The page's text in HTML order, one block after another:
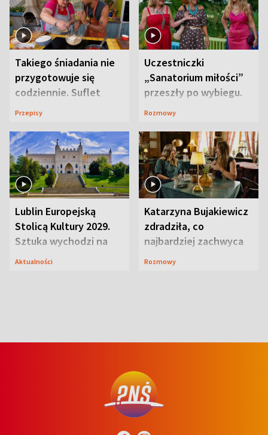
Takiego śniadania nie
przygotowuje się
codziennie. Suflet
serowy zachwyca
Przepisy
Uczestniczki
„Sanatorium miłości”
przeszły po wybiegu.
Te stylizacje
Rozmowy
Lublin Europejską
Stolicą Kultury 2029.
Sztuka wychodzi na
ulice
Aktualności
Katarzyna Bujakiewicz
zdradziła, co
najbardziej zachwyca
ją w Lublinie
Rozmowy